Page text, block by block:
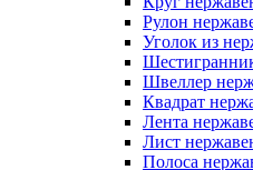
Рулон
Уголок из
Швеллер
Квадрат
Лента
Лист
Полоса